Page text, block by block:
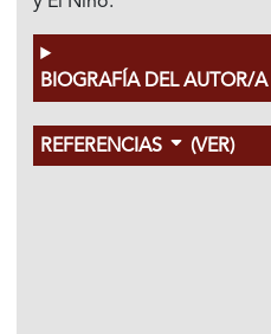
BIOGRAFÍA DEL AUTOR/A
REFERENCIAS (VER)